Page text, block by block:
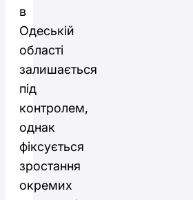
в
Одеській
області
залишається
під
контролем,
однак
фіксується
зростання
окремих